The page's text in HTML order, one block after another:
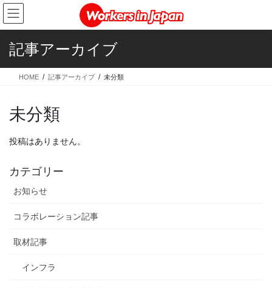
コ
ン
テ
に
ナ
ビ
ゲ
ョ
記事アーカイブ
HOME 記事アーカイブ 未分類
未分類
投稿はありません。
カテゴリー
お知らせ
コラボレーション記事
取材記事
インフラ